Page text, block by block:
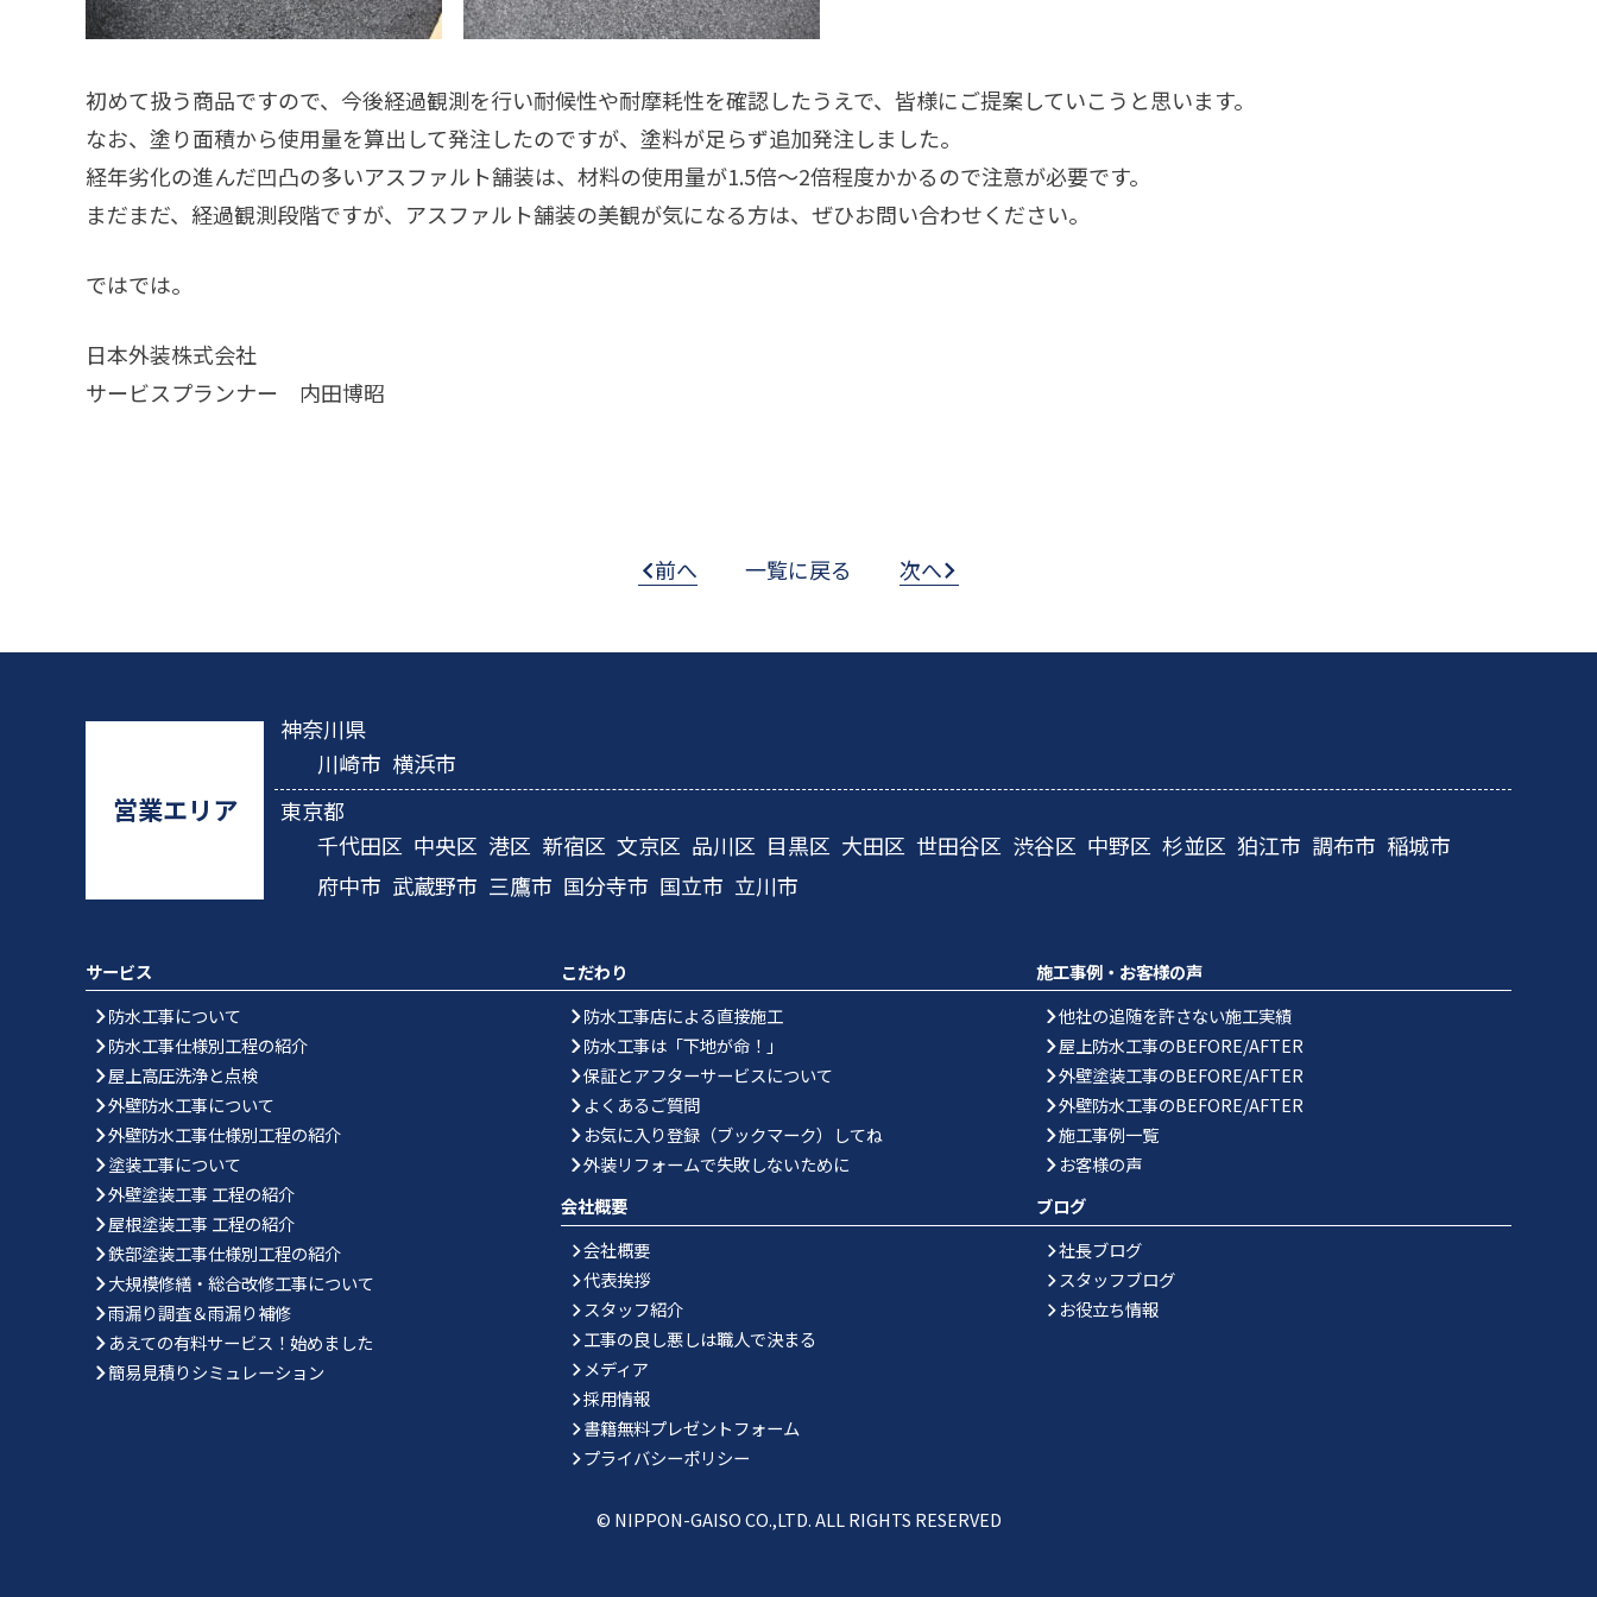
初めて扱う商品ですので、今後経過観測を行い耐候性や耐摩耗性を確認したうえで、皆様にご提案していこうと思います。
なお、塗り面積から使用量を算出して発注したのですが、塗料が足らず追加発注しました。
経年劣化の進んだ凹凸の多いアスファルト舗装は、材料の使用量が1.5倍～2倍程度かかるので注意が必要です。
まだまだ、経過観測段階ですが、アスファルト舗装の美観が気になる方は、ぜひお問い合わせください。
ではでは。
日本外装株式会社
サービスプランナー 内田博昭
前へ 一覧に戻る 次へ
営業エリア
神奈川県
川崎市 横浜市
東京都
千代田区 中央区 港区 新宿区 文京区 品川区 目黒区 大田区 世田谷区 渋谷区 中野区 杉並区 狛江市 調布市 稲城市
府中市 武蔵野市 三鷹市 国分寺市 国立市 立川市
サービス
防水工事について
防水工事仕様別工程の紹介
屋上高圧洗浄と点検
外壁防水工事について
外壁防水工事仕様別工程の紹介
塗装工事について
外壁塗装工事 工程の紹介
屋根塗装工事 工程の紹介
鉄部塗装工事仕様別工程の紹介
大規模修繕・総合改修工事について
雨漏り調査＆雨漏り補修
あえての有料サービス！始めました
簡易見積りシミュレーション
こだわり
防水工事店による直接施工
防水工事は「下地が命！」
保証とアフターサービスについて
よくあるご質問
お気に入り登録（ブックマーク）してね
外装リフォームで失敗しないために
会社概要
会社概要
代表挨拶
スタッフ紹介
工事の良し悪しは職人で決まる
メディア
採用情報
書籍無料プレゼントフォーム
プライバシーポリシー
施工事例・お客様の声
他社の追随を許さない施工実績
屋上防水工事のBEFORE/AFTER
外壁塗装工事のBEFORE/AFTER
外壁防水工事のBEFORE/AFTER
施工事例一覧
お客様の声
ブログ
社長ブログ
スタッフブログ
お役立ち情報
© NIPPON-GAISO CO.,LTD. ALL RIGHTS RESERVED